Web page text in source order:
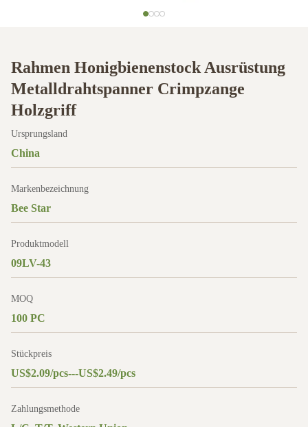
Rahmen Honigbienenstock Ausrüstung
Metalldrahtspanner Crimpzange
Holzgriff
Ursprungsland
China
Markenbezeichnung
Bee Star
Produktmodell
09LV-43
MOQ
100 PC
Stückpreis
US$2.09/pcs---US$2.49/pcs
Zahlungsmethode